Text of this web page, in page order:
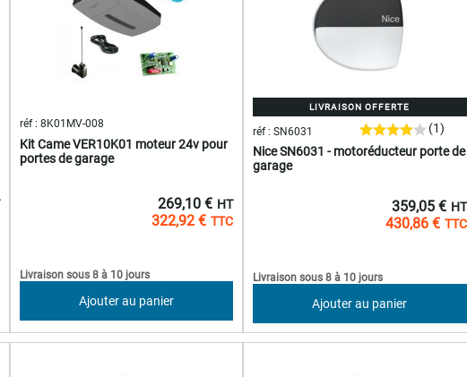
Kit Came VER10K01 moteur 24v pour
portes de garage
réf : 8K01MV-008
322,92 €
269,10 €
Livraison sous 8 à 10 jours
Ajouter au panier
LIVRAISON OFFERTE
Nice SN6031 - motoréducteur porte de
garage
réf : SN6031 (1)
430,86 €
359,05 €
Livraison sous 8 à 10 jours
Ajouter au panier